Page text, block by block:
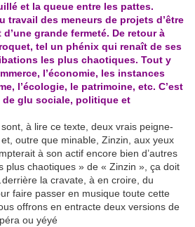
et la queue entre les pattes.
travail des meneurs de projets d’être
grande fermeté. De retour à
tel un phénix qui renaît de ses
les plus chaotiques. Tout y
l’économie, les instances
l’écologie, le patrimoine, etc. C’est
de glu sociale, politique et
à lire ce texte, deux vrais peigne-
outre que minable, Zinzin, aux yeux
à son actif encore bien d’autres
plus chaotiques » de « Zinzin », ça doit
la cravate, à en croire, du
faire passer en musique toute cette
offrons en entracte deux versions de
ou yéyé